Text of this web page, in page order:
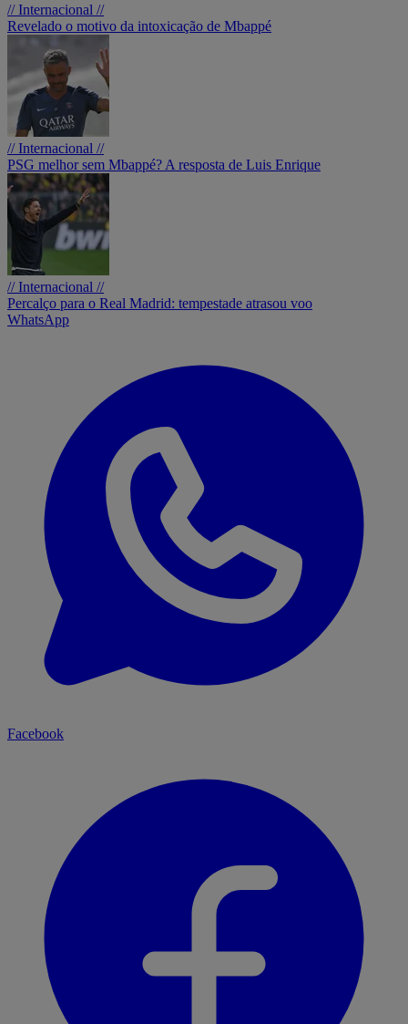
// Internacional //
Revelado o motivo da intoxicação de Mbappé
// Internacional //
PSG melhor sem Mbappé? A resposta de Luis Enrique
// Internacional //
Percalço para o Real Madrid: tempestade atrasou voo
WhatsApp
Facebook